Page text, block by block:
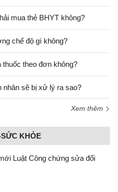
mua thẻ BHYT không?
chế độ gì không?
theo đơn không?
nhân sẽ bị xử lý ra sao?
Xem thêm
KHỎE
Luật Công chứng sửa đổi